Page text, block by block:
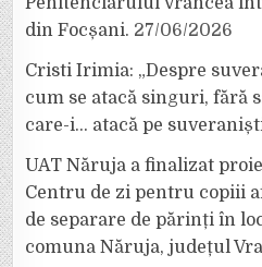
din Focșani. 27/06/2026
Cristi Irimia: „Despre
cum se atacă singuri, fără
care-i… atacă pe
UAT Năruja a finalizat
Centru de zi pentru copiii
de separare de părinți în
comuna Năruja, județul